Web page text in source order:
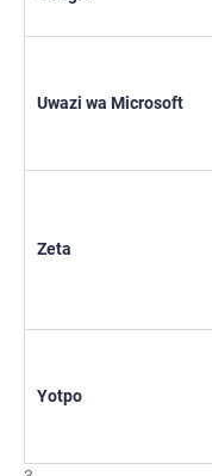
Uwazi wa Microsoft
Zeta
Yotpo